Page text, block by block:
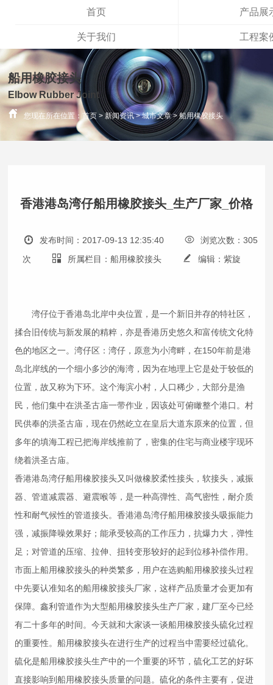
首页 产品展
关于我们 工程案
船用橡胶接头
Elbow Rubber Joint
您现在所在位置：首页 >新闻资讯>城市文章>船用橡胶接头
香港港岛湾仔船用橡胶接头_生产厂家_价格
发布时间：2017-09-13 12:35:40
浏览次数：305
次
所属栏目：船用橡胶接头 编辑：紫旋
湾仔位于香港岛北岸中央位置，是一个新旧并存的特社区，
揉合旧传统与新发展的精粹，亦是香港历史悠久和富传统文化特
色的地区之一。湾仔区：湾仔，原意为小湾畔，在150年前是港
岛北岸线的一个细小多沙的海湾，因为在地理上它是处于较低的
位置，故又称为下环。这个海滨小村，人口稀少，大部分是渔
民，他们集中在洪圣古庙一带作业，因该处可俯瞰整个港口。村
民供奉的洪圣古庙，现在仍然屹立在皇后大道东原来的位置，但
多年的填海工程已把海岸线推前了，密集的住宅与商业楼宇现环
绕着洪圣古庙。
香港港岛湾仔船用橡胶接头又叫做橡胶柔性接头，软接头，减振
器、管道减震器 、避震喉等，是一种高弹性、高气密性，耐介质
性和耐气候性的管道接头。香港港岛湾仔船用橡胶接头吸振能力
强，减振降噪效果好；能承受较高的工作压力，抗爆力大，弹性
足；对管道的压缩、拉伸、扭转变形较好的起到位移补偿作用。
市面上船用橡胶接头的种类繁多，用户在选购船用橡胶接头过程
中先要认准知名的船用橡胶接头厂家，这样产品质量才会更加有
保障。鑫利管道作为大型船用橡胶接头生产厂家，建厂至今已经
有二十多年的时间。今天就和大家谈一谈船用橡胶接头硫化过程
的重要性。船用橡胶接头在进行生产的过程当中需要经过硫化。
硫化是船用橡胶接头生产中的一个重要的环节，硫化工艺的好坏
直接影响到船用橡胶接头质量的问题。硫化的条件主要有，促进